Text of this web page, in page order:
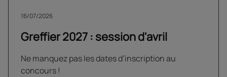
Greffier 2027 : session d'avril
16/07/2026
Ne manquez pas les dates d’inscription au
concours !